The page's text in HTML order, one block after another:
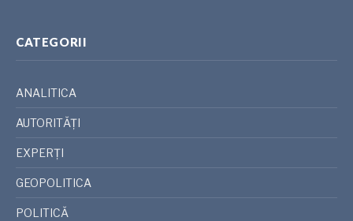
CATEGORII
ANALITICA
AUTORITĂȚI
EXPERȚI
GEOPOLITICA
POLITICĂ